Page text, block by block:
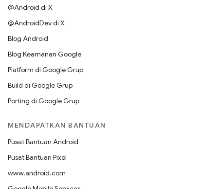
@Android di X
@AndroidDev di X
Blog Android
Blog Keamanan Google
Platform di Google Grup
Build di Google Grup
Porting di Google Grup
MENDAPATKAN BANTUAN
Pusat Bantuan Android
Pusat Bantuan Pixel
www.android.com